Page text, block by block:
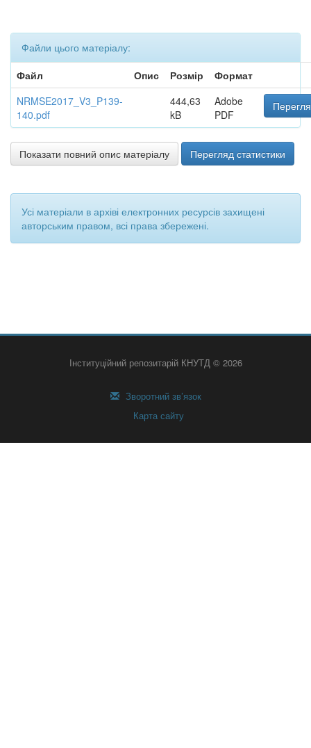
Файли цього матеріалу:
Файл
Опис Розмір
Формат
NRMSE2017_V3_P139-
140.pdf
444,63
kB
Adobe
PDF
Показати повний опис матеріалу Перегляд статистики
Усі матеріали в архіві електронних ресурсів захищені
авторським правом, всі права збережені.
Інституційний репозитарій КНУТД © 2026
Зворотний зв’язок
Карта сайту